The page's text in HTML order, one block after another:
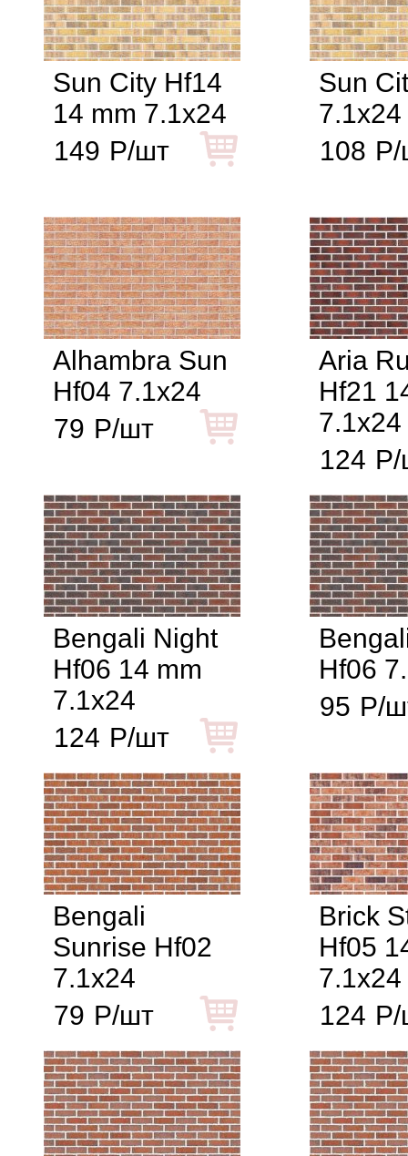
Sun City Hf14
14 mm 7.1x24
149 Р/шт
Sun
7.1x24
108 Р/
Alhambra Sun
Hf04 7.1x24
79 Р/шт
Aria
Hf21
7.1x24
124 Р/
Bengali Night
Hf06 14 mm
7.1x24
124 Р/шт
Hf06
95 Р/
Bengali
Sunrise Hf02
7.1x24
79 Р/шт
Brick
Hf05
7.1x24
124 Р/